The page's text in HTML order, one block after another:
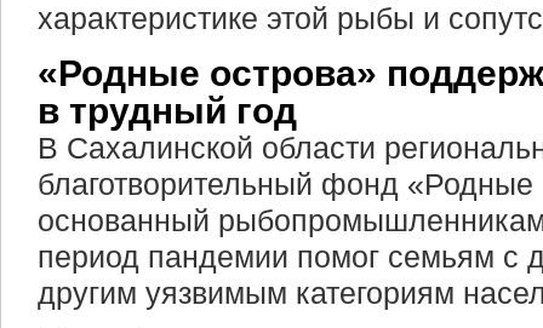
характеристике этой рыбы и
«Родные острова»
в трудный год
В Сахалинской области
благотворительный фонд «Родные
основанный
период пандемии помог семьям с
другим уязвимым категориям